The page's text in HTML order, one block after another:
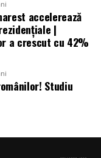
Romano-
pictor, tipograf,
ctitorul primei
din
accelerează
|
a crescut cu 42%
Studiu